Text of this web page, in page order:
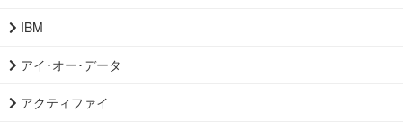
IBM
アイ･オー･データ
アクティファイ